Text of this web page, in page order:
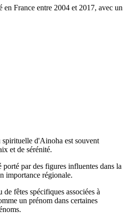
en France entre 2004 et 2017, avec un
d'Ainoha est souvent
et de sérénité.
par des figures influentes dans la
importance régionale.
fêtes spécifiques associées à
un prénom dans certaines